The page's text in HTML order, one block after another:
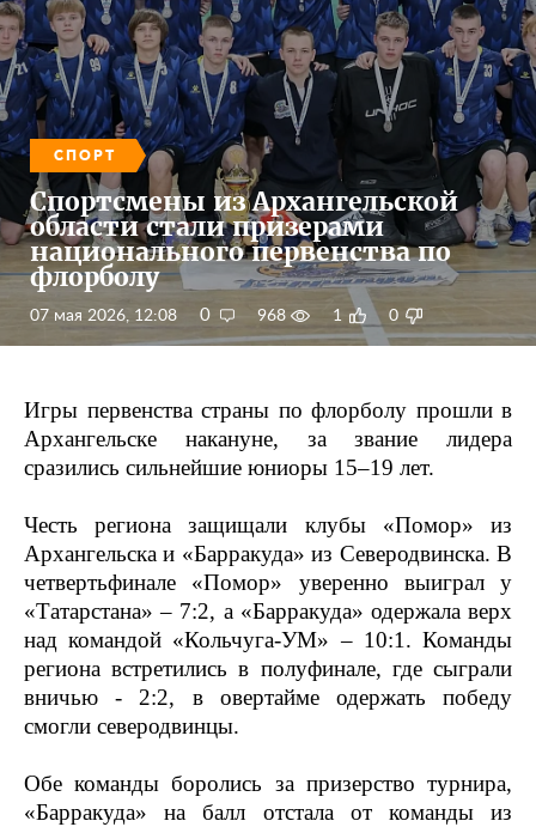
СПОРТ
Спортсмены из Архангельской
области стали призерами
национального первенства по
флорболу
07 мая 2026, 12:08 0 968 1 0
Игры первенства страны по флорболу прошли в
Архангельске накануне, за звание лидера
сразились сильнейшие юниоры 15–19 лет.
Честь региона защищали клубы «Помор» из
Архангельска и «Барракуда» из Северодвинска. В
четвертьфинале «Помор» уверенно выиграл у
«Татарстана» – 7:2, а «Барракуда» одержала верх
над командой «Кольчуга-УМ» – 10:1. Команды
региона встретились в полуфинале, где сыграли
вничью - 2:2, в овертайме одержать победу
смогли северодвинцы.
Обе команды боролись за призерство турнира,
«Барракуда» на балл отстала от команды из